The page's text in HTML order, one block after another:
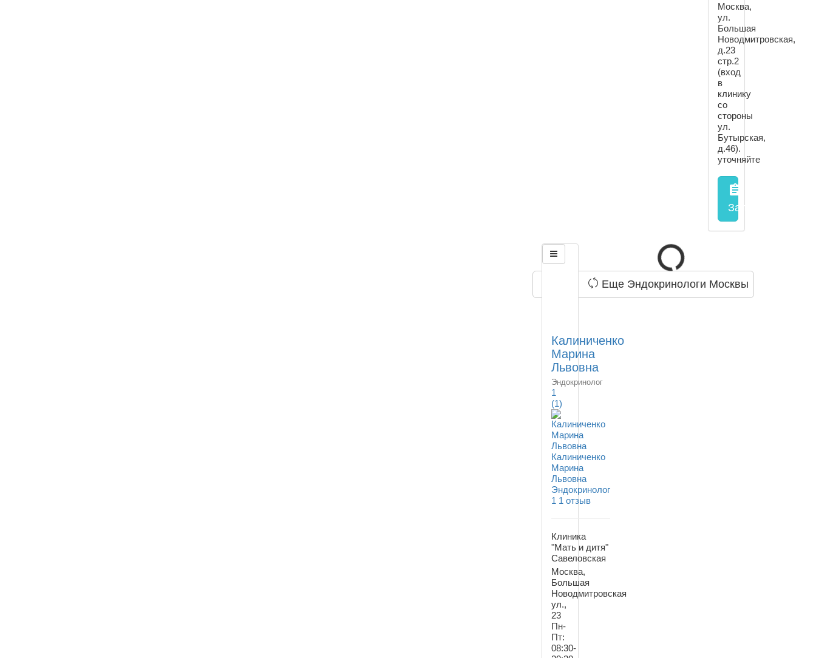
Москва,
ул.
Большая
Новодмитровская,
д.23
стр.2
(вход
в
клинику
со
стороны
ул.
Бутырская,
д.46).
уточняйте
assignment
Запись на прием
Калиниченко
Марина
Львовна
Эндокринолог
1
(1)
Калиниченко
Марина
Львовна
Эндокринолог
1 1 отзыв
Клиника
"Мать и дитя"
Савеловская
Москва,
Большая
Новодмитровская
ул.,
23
Пн-
Пт:
08:30-
Еще Эндокринологи Москвы